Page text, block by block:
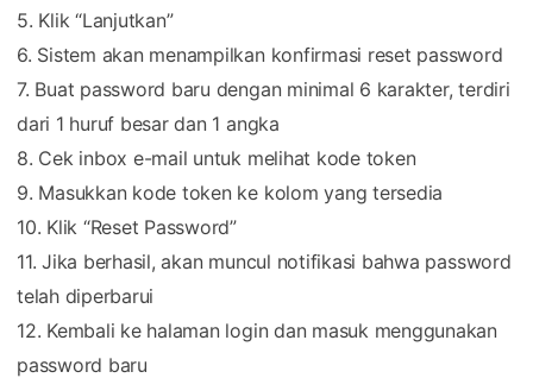
5. Klik “Lanjutkan”
6. Sistem akan menampilkan konfirmasi reset password
7. Buat password baru dengan minimal 6 karakter, terdiri
dari 1 huruf besar dan 1 angka
8. Cek inbox e-mail untuk melihat kode token
9. Masukkan kode token ke kolom yang tersedia
10. Klik “Reset Password”
11. Jika berhasil, akan muncul notifikasi bahwa password
telah diperbarui
12. Kembali ke halaman login dan masuk menggunakan
password baru